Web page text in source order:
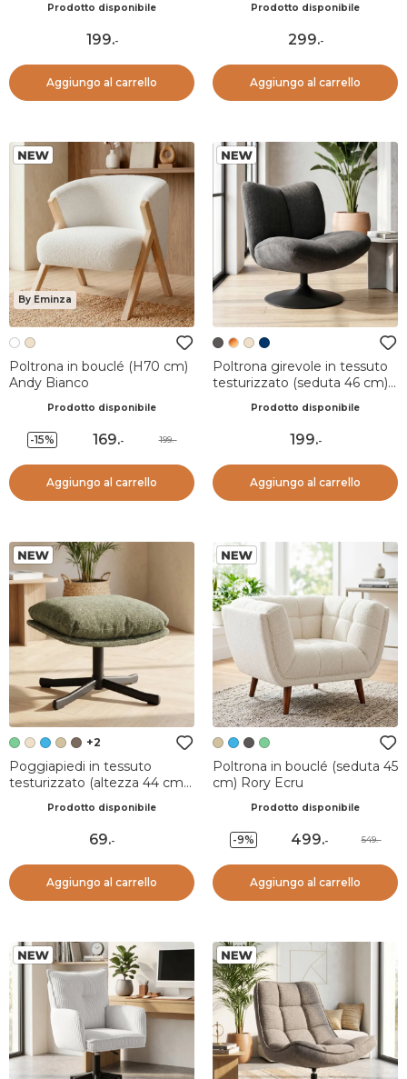
Prodotto disponibile
199.-
Aggiungo al carrello
Prodotto disponibile
299.-
Aggiungo al carrello
By Eminza
Poltrona in bouclé (H70 cm)
Andy Bianco
Prodotto disponibile
-15% 169.- 199.-
Aggiungo al carrello
Poltrona girevole in tessuto
testurizzato (seduta 46 cm)
Prodotto disponibile
199.-
Aggiungo al carrello
+2
Poggiapiedi in tessuto
testurizzato (altezza 44 cm)
Prodotto disponibile
69.-
Aggiungo al carrello
Poltrona in bouclé (seduta 45
cm) Rory Ecru
Prodotto disponibile
-9% 499.- 549.-
Aggiungo al carrello